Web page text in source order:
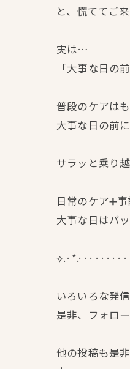
と、慌ててご
実は…
「大事な日の
普段のケアは
大事な日の前
サラッと乗り
日常のケア➕
いろいろな発
是非、フォロ
他の投稿も是